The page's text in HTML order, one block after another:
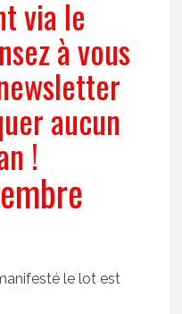
via le
à vous
aucun
!
le lot est